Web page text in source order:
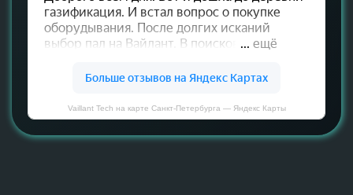
Vaillant Tech на карте Санкт‑Петербурга — Яндекс Карты